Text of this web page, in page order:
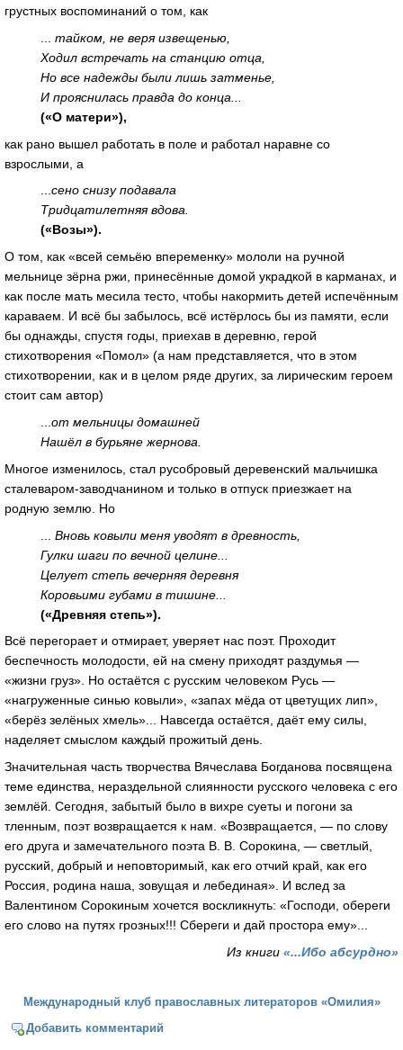
грустных воспоминаний о том, как
тайком, не веря извещенью,
Ходил встречать на станцию отца,
Но все надежды были лишь затменье,
И прояснилась правда до конца...
(«О матери»),
как рано вышел работать в поле и работал наравне со
взрослыми, а
...сено снизу подавала
Тридцатилетняя вдова.
(«Возы»).
О том, как «всей семьёю впеременку» мололи на ручной
мельнице зёрна ржи, принесённые домой украдкой в карманах, и
как после мать месила тесто, чтобы накормить детей испечённым
караваем. И всё бы забылось, всё истёрлось бы из памяти, если
бы однажды, спустя годы, приехав в деревню, герой
стихотворения «Помол» (а нам представляется, что в этом
стихотворении, как и в целом ряде других, за лирическим героем
стоит сам автор)
от мельницы домашней
Нашёл в бурьяне жернова.
Многое изменилось, стал русобровый деревенский мальчишка
сталеваром-заводчанином и только в отпуск приезжает на
родную землю. Но
Вновь ковыли меня уводят в древность,
Гулки шаги по вечной целине...
Целует степь вечерняя деревня
Коровьими губами в тишине...
(«Древняя степь»).
Всё перегорает и отмирает, уверяет нас поэт. Проходит
беспечность молодости, ей на смену приходят раздумья —
«жизни груз». Но остаётся с русским человеком Русь —
«нагруженные синью ковыли», «запах мёда от цветущих лип»,
«берёз зелёных хмель»... Навсегда остаётся, даёт ему силы,
наделяет смыслом каждый прожитый день.
Значительная часть творчества Вячеслава Богданова посвящена
теме единства, нераздельной слиянности русского человека с его
землёй. Сегодня, забытый было в вихре суеты и погони за
тленным, поэт возвращается к нам. «Возвращается, — по слову
его друга и замечательного поэта В. В. Сорокина, — светлый,
русский, добрый и неповторимый, как его отчий край, как его
Россия, родина наша, зовущая и лебединая». И вслед за
Валентином Сорокиным хочется воскликнуть: «Господи, обереги
его слово на путях грозных!!! Сбереги и дай простора ему»...
Из книги «...Ибо абсурдно»
Международный клуб православных литераторов «Омилия»
Добавить комментарий